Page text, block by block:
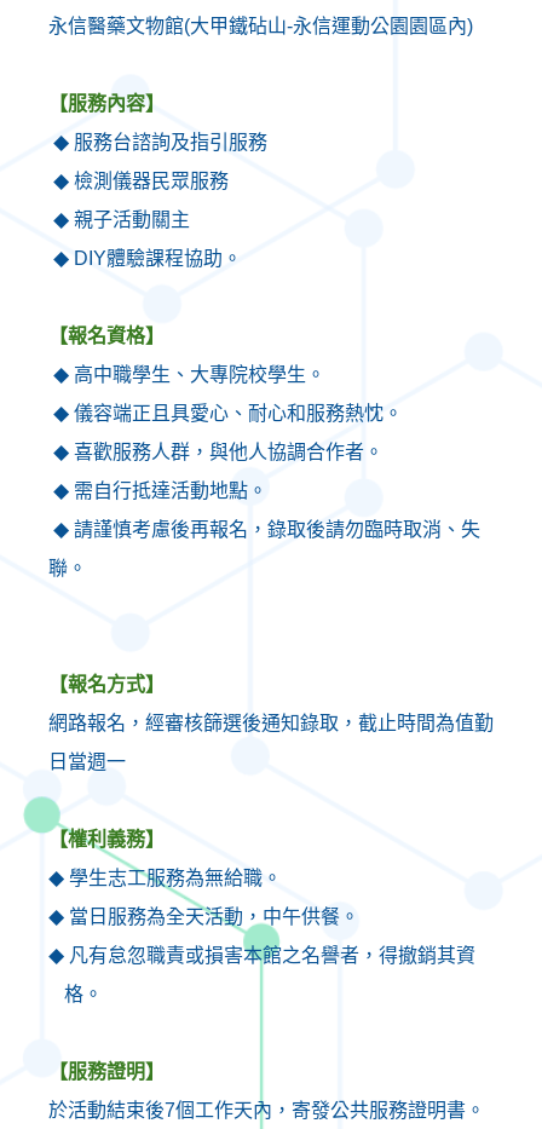
永信醫藥文物館(大甲鐵砧山-永信運動公園園區內)
【服務內容】
◆ 服務台諮詢及指引服務
◆ 檢測儀器民眾服務
◆ 親子活動關主
◆ DIY體驗課程協助。
【報名資格】
◆ 高中職學生、大專院校學生。
◆ 儀容端正且具愛心、耐心和服務熱忱。
◆ 喜歡服務人群，與他人協調合作者。
◆ 需自行抵達活動地點。
◆ 請謹慎考慮後再報名，錄取後請勿臨時取消、失
聯。
【報名方式】
網路報名，經審核篩選後通知錄取，截止時間為值勤
日當週一
【權利義務】
◆ 學生志工服務為無給職。
◆ 當日服務為全天活動，中午供餐。
◆ 凡有怠忽職責或損害本館之名譽者，得撤銷其資
格。
【服務證明】
於活動結束後7個工作天內，寄發公共服務證明書。